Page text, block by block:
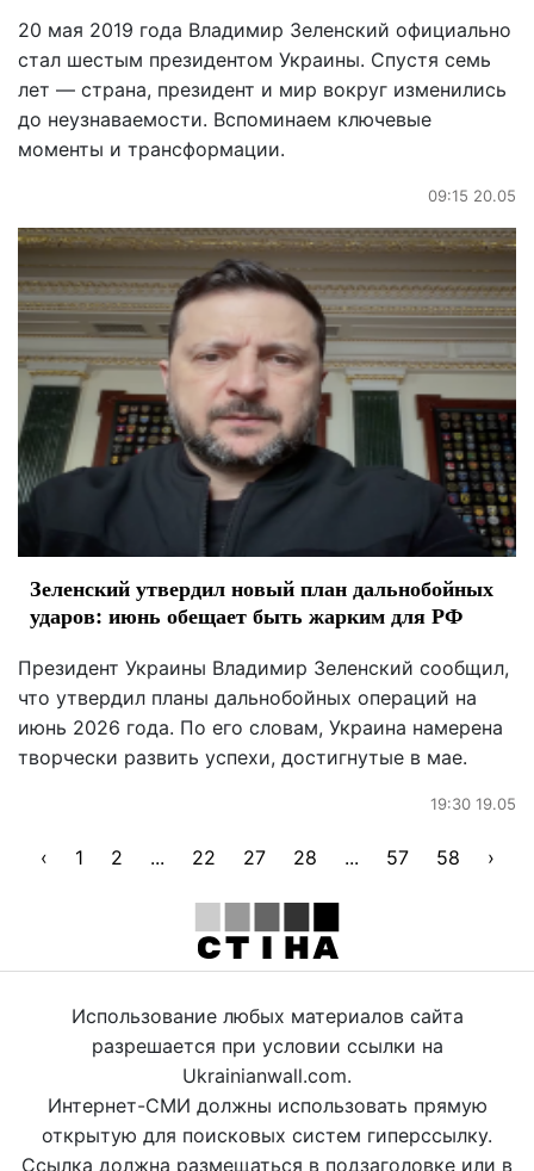
20 мая 2019 года Владимир Зеленский официально
стал шестым президентом Украины. Спустя семь
лет — страна, президент и мир вокруг изменились
до неузнаваемости. Вспоминаем ключевые
моменты и трансформации.
09:15 20.05
Зеленский утвердил новый план дальнобойных
ударов: июнь обещает быть жарким для РФ
Президент Украины Владимир Зеленский сообщил,
что утвердил планы дальнобойных операций на
июнь 2026 года. По его словам, Украина намерена
творчески развить успехи, достигнутые в мае.
19:30 19.05
‹ 1 2 ... 22 27 28 ... 57 58 ›
Использование любых материалов сайта
разрешается при условии ссылки на
Ukrainianwall.com.
Интернет-СМИ должны использовать прямую
открытую для поисковых систем гиперссылку.
Ссылка должна размещаться в подзаголовке или в